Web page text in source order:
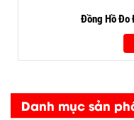
Danh mục sản
Đồng Hồ Đo